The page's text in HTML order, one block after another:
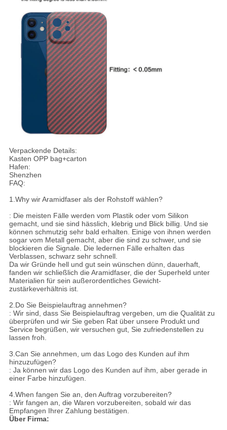
Verpackende Details:
Kasten OPP bag+carton
Hafen:
Shenzhen
FAQ:
1.Why wir Aramidfaser als der Rohstoff wählen?
: Die meisten Fälle werden vom Plastik oder vom Silikon
gemacht, und sie sind hässlich, klebrig und Blick billig. Und sie
können schmutzig sehr bald erhalten. Einige von ihnen werden
sogar vom Metall gemacht, aber die sind zu schwer, und sie
blockieren die Signale. Die ledernen Fälle erhalten das
Verblassen, schwarz sehr schnell.
Da wir Gründe hell und gut sein wünschen dünn, dauerhaft,
fanden wir schließlich die Aramidfaser, die der Superheld unter
Materialien für sein außerordentliches Gewicht-
zustärkeverhältnis ist.
2.Do Sie Beispielauftrag annehmen?
: Wir sind, dass Sie Beispielauftrag vergeben, um die Qualität zu
überprüfen und wir Sie geben Rat über unsere Produkt und
Service begrüßen, wir versuchen gut, Sie zufriedenstellen zu
lassen froh.
3.Can Sie annehmen, um das Logo des Kunden auf ihm
hinzuzufügen?
: Ja können wir das Logo des Kunden auf ihm, aber gerade in
einer Farbe hinzufügen.
4.When fangen Sie an, den Auftrag vorzubereiten?
: Wir fangen an, die Waren vorzubereiten, sobald wir das
Empfangen Ihrer Zahlung bestätigen.
Über Firma: